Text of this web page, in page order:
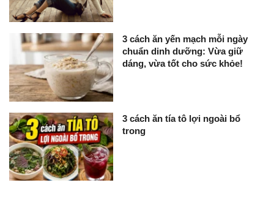
3 cách ăn yến mạch mỗi ngày
chuẩn dinh dưỡng: Vừa giữ
dáng, vừa tốt cho sức khỏe!
3 cách ăn tía tô lợi ngoài bổ
trong